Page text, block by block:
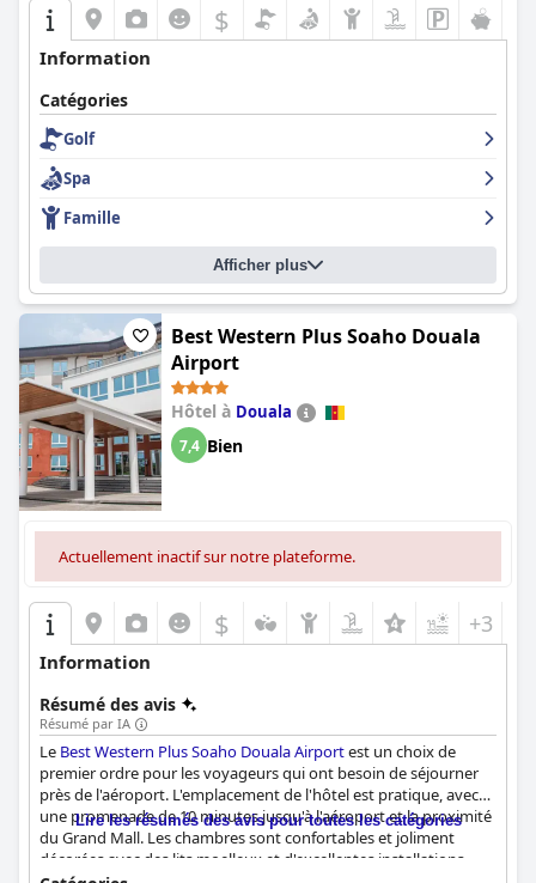
$
Information
Catégories
Golf
Spa
Famille
Afficher plus
Best Western Plus Soaho Douala
Airport
Hôtel à Douala
7,4 Bien
Actuellement inactif sur notre plateforme.
$ +3
Information
Résumé des avis
Résumé par IA
Le Best Western Plus Soaho Douala Airportest un choix de
premier ordre pour les voyageurs qui ont besoin de séjourner
près de l'aéroport. L'emplacement de l'hôtel est pratique, avec
une promenade de 10 minutes jusqu'à l'aéroport et la proximité
du Grand Mall. Les chambres sont confortables et joliment
décorées avec des lits moelleux et d'excellentes installations.
Lire les résumés des avis pour toutes les catégories